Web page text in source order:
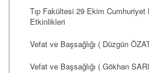
Tıp Fakültesi 29 Ekim Cumhuriyet
Etkinlikleri
Vefat ve Başsağlığı ( Düzgün
Vefat ve Başsağlığı ( Gökhan